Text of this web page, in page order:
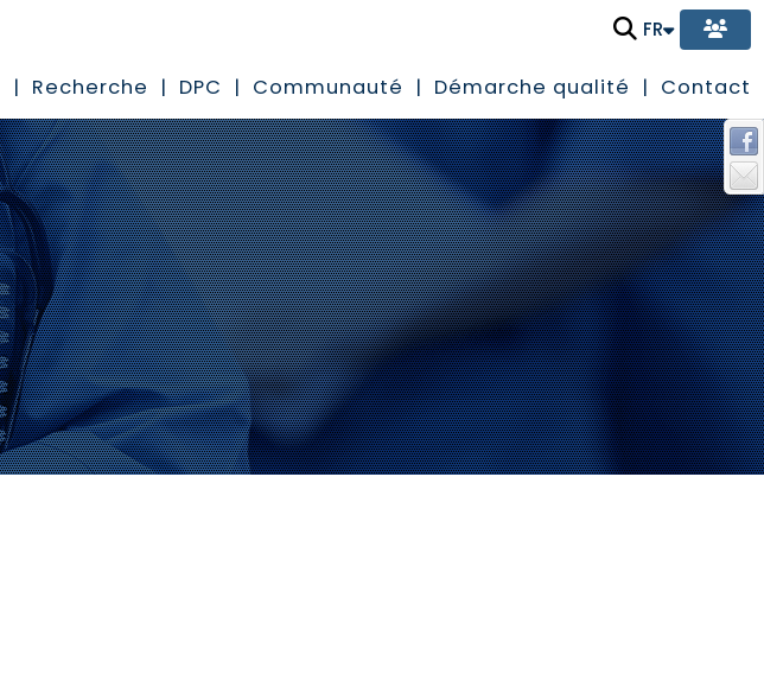
FR
Recherche DPC Communauté Démarche qualité Contact